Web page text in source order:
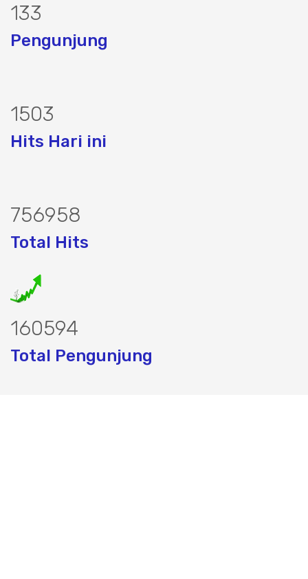
173
Pengunjung
1944
Hits Hari ini
976078
Total Hits
209665
Total Pengunjung